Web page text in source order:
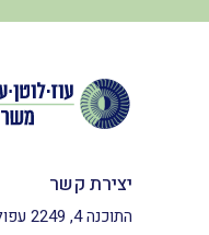
יצירת קשר
התוכנה 4, 2249 עפולה, 1812201